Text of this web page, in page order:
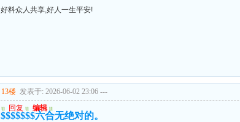
好料众人共享,好人一生平安!
13楼 发表于: 2026-06-02 23:06 ---
u 回复 u 编辑 u
$$$$$$$六合无绝对的。